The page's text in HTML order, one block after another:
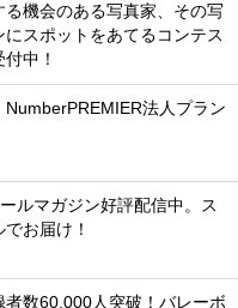
る機会のある写真家、その写
スポットをあてるコンテス
中！
NumberPREMIER法人プラン
ルマガジン好評配信中。ス
お届け！
数60,000人突破！バレーボ